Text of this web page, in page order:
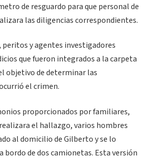
de resguardo para que personal de
las diligencias correspondientes.
y agentes investigadores
que fueron integrados a la carpeta
objetivo de determinar las
el crimen.
proporcionados por familiares,
el hallazgo, varios hombres
al domicilio de Gilberto y se lo
bordo de dos camionetas. Esta versión